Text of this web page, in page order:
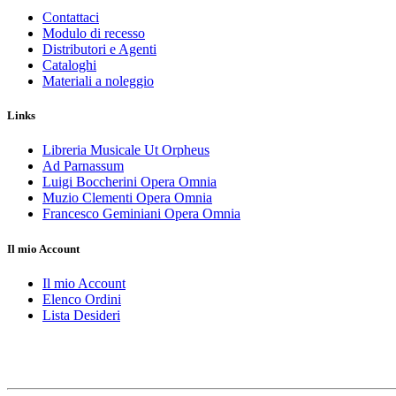
Contattaci
Modulo di recesso
Distributori e Agenti
Cataloghi
Materiali a noleggio
Links
Libreria Musicale Ut Orpheus
Ad Parnassum
Luigi Boccherini Opera Omnia
Muzio Clementi Opera Omnia
Francesco Geminiani Opera Omnia
Il mio Account
Il mio Account
Elenco Ordini
Lista Desideri